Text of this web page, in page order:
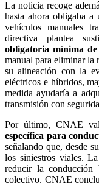
La noticia recoge
hasta ahora obligaba a
vehículos manuales
directiva plantea
obligatoria mínima
manual para eliminar la
su alineación con la
eléctricos e híbridos,
medida ayudaría a
transmisión con
Por último, CNAE
específica para
señalando que, desde
los siniestros viales.
reducir la conducción
colectivo. CNAE